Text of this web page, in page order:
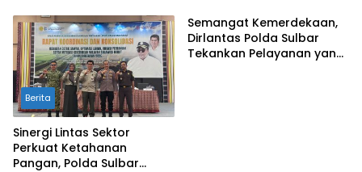
Ikatan Persaudaraan
Berita
Sinergi Lintas Sektor
Perkuat Ketahanan
Pangan, Polda Sulbar
Semangat Kemerdekaan,
Dirlantas Polda Sulbar
Tekankan Pelayanan yang